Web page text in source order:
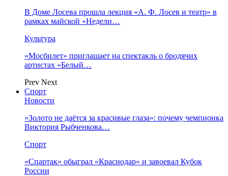
В Доме Лосева прошла лекция «А. Ф. Лосев и театр» в
рамках майской «Недели…
Культура
«Мосбилет» приглашает на спектакль о бродячих
артистах «Белый…
Prev Next
Спорт
Новости
«Золото не даётся за красивые глаза»: почему чемпионка
Виктория Рыбченкова…
Спорт
«Спартак» обыграл «Краснодар» и завоевал Кубок
России